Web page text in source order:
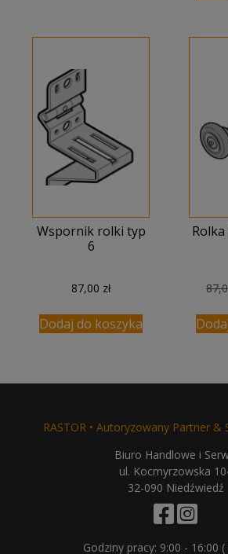
Wspornik rolki typ
6
87,00 zł
Dodaj do koszyka
RASTOR • Autoryzowany Partner &
Biuro Handlowe i
ul. Kocmyrzowska
32-090 Niedźwiedź
Godziny pracy: 9:00 - 16:00